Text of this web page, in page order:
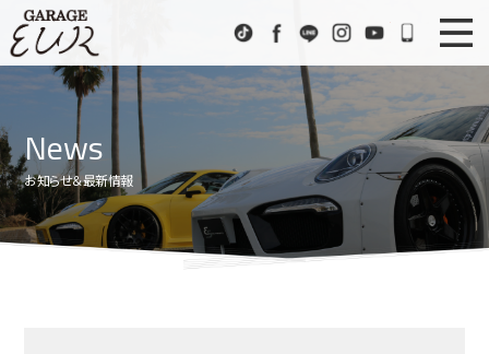
TikTokFacebook
LINE InstagramYoutube072-
ニュース
Stock List
在庫車情報
EUR Sports
EURスポーツ
News
お知らせ＆最新情報